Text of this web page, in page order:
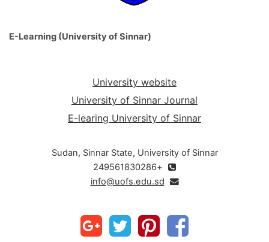
E-Learning (University of Sinnar)
University website
University of Sinnar Journal
E-learing University of Sinnar
Sudan, Sinnar State, University of Sinnar
+249561830286
info@uofs.edu.sd